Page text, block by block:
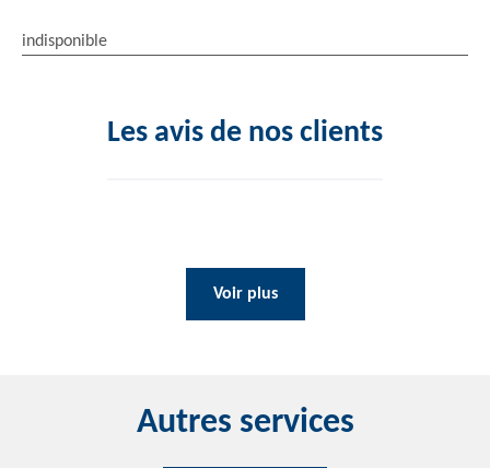
indisponible
Les avis de nos clients
Voir plus
Autres services